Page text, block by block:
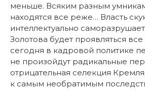
меньше. Всяким разным
находятся все реже… Власть
интеллектуально
Золотова будет проявляться
сегодня в кадровой политике
не произойдут радикальные
отрицательная селекция
к самым необратимым